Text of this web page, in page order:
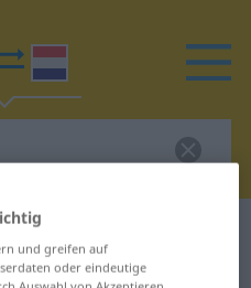
Wörterbuch
und greifen auf
oder eindeutige